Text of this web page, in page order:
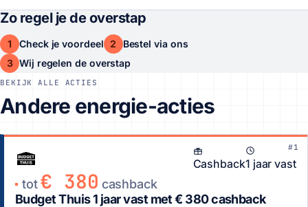
Zo regel je de overstap
1 Check je voordeel 2
Bestel via ons
3 Wij regelen de overstap
BEKIJK ALLE ACTIES
Andere energie-acties
#1
Cashback1 jaar vast
tot € 380 cashback
Budget Thuis 1 jaar vast met € 380 cashback